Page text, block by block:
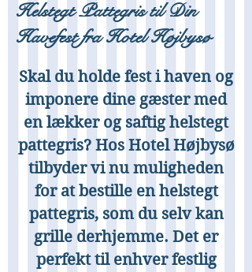
Helstegt Pattegris til Din
Havefest fra Hotel Højbysø
Skal du holde fest i haven og
imponere dine gæster med
en lækker og saftig helstegt
pattegris? Hos Hotel Højbysø
tilbyder vi nu muligheden
for at bestille en helstegt
pattegris, som du selv kan
grille derhjemme. Det er
perfekt til enhver festlig